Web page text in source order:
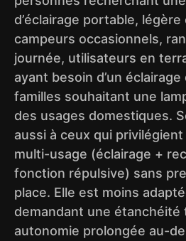
d’éclairage portable,
campeurs occasionnels,
journée, utilisateurs en
ayant besoin d’un éclairage
familles souhaitant une
des usages domestiques.
aussi à ceux qui
multi-usage (éclairage +
fonction répulsive) sans
place. Elle est moins
demandant une étanchéité
autonomie prolongée au-